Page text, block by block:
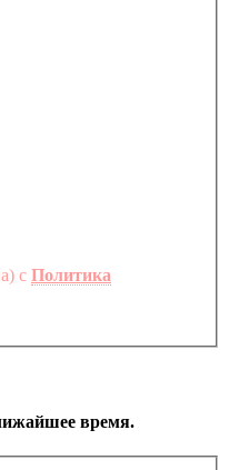
с Политика
время.